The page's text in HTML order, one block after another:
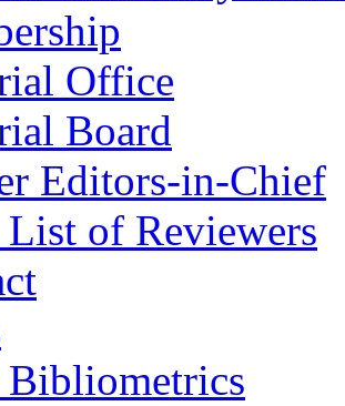
Office
Board
Editors-in-Chief
List of Reviewers
Bibliometrics